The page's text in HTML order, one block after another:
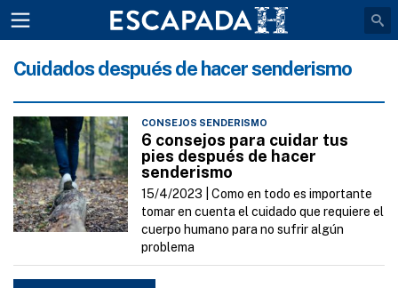
Cuidados después de hacer senderismo
CONSEJOS SENDERISMO
6 consejos para cuidar tus
pies después de hacer
senderismo
15/4/2023 |Como en todo es importante
tomar en cuenta el cuidado que requiere el
cuerpo humano para no sufrir algún
problema